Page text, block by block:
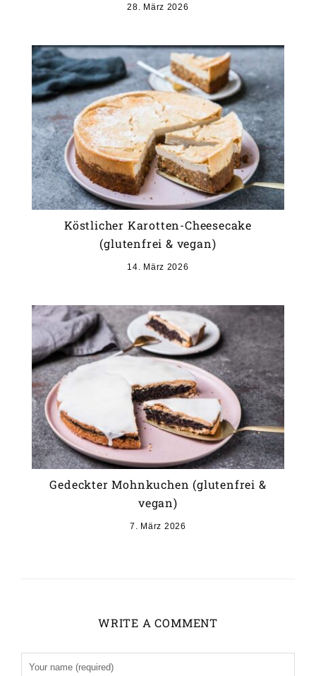
28. März 2026
Köstlicher Karotten-Cheesecake
(glutenfrei & vegan)
14. März 2026
Gedeckter Mohnkuchen (glutenfrei &
vegan)
7. März 2026
WRITE A COMMENT